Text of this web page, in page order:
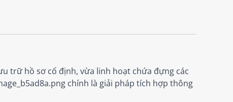
trữ hồ sơ cố định, vừa linh hoạt chứa đựng các
chính là giải pháp tích hợp thông